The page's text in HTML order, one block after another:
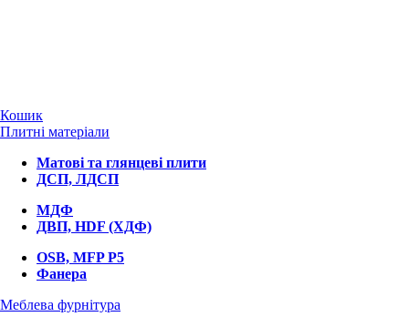
Кошик
Плитні матеріали
Матові та глянцеві плити
ДСП, ЛДСП
МДФ
ДВП, HDF (ХДФ)
OSB, MFP P5
Фанера
Меблева фурнітура